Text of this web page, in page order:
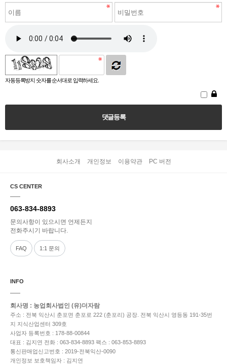
자동등록방지 숫자를 순서대로 입력하세요.
회사소개 개인정보 이용약관 PC 버전
CS CENTER
063-834-8893
문의사항이 있으시면 언제든지
전화주시기 바랍니다.
FAQ 1:1 문의
INFO
회사명 : 농업회사법인 (유)더자람
주소 : 전북 익산시 춘포면 춘포로 222 (춘포리) 공장. 전북 익산시 영등동 191-35번
지 지식산업센터 309호
사업자 등록번호 : 178-88-00844
대표 : 김지연 전화 : 063-834-8893 팩스 : 063-853-8893
통신판매업신고번호 : 2019-전북익산-0090
개인정보 보호책임자 : 김지연